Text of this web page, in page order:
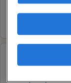
30 giugno